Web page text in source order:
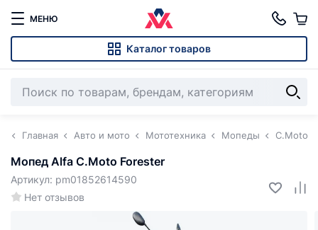
МЕНЮ
Каталог товаров
Главная Авто и мото Мототехника Мопеды C.Moto
Мопед Alfa C.Moto Forester
Нет отзывов
Артикул: pm01852614590